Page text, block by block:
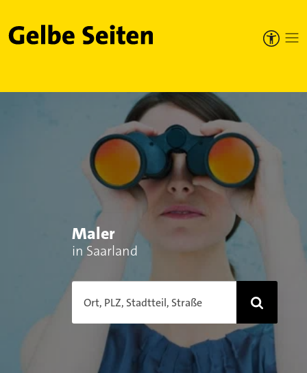
Gelbe Seiten
Maler
in Saarland
Ort, PLZ, Stadtteil, Straße